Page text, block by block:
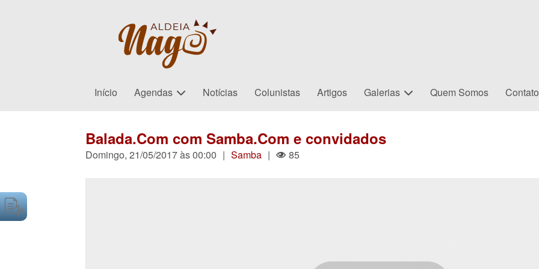
Início Agendas Notícias Colunistas Artigos Galerias Quem Somos Contato
Balada.Com com Samba.Com e convidados
Domingo, 21/05/2017 às 00:00 | Samba | 85